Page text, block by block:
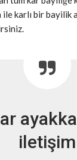
karlı bir bayilik
iletişim